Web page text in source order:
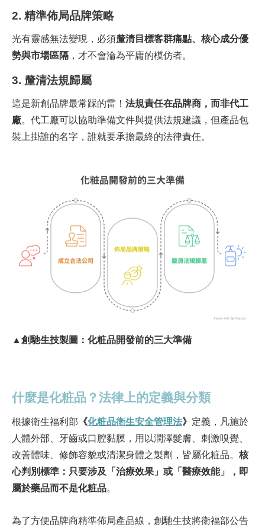
2. 精準佈局品牌策略
光有靈感無法變現，必須釐清目標客群痛點、核心成分優
勢與市場區隔 ，才不會淪為平庸的模仿者。
3. 釐清法規歸屬
這是新創品牌最常踩的雷！ 法規責任在品牌商，而非代工
廠。代工廠可以協助準備文件與提供法規建議，但產品包
裝上掛誰的名字，誰就要承擔最終的法律責任。
▲創馳生技製圖：化粧品開發前的三大準備
什麼是化粧品？法律上的定義與分類
根據衛生福利部 《化粧品衛生安全管理法》 定義 ，凡施於
人體外部、牙齒或口腔黏膜，用以潤澤髮膚、刺激嗅覺、
改善體味、修飾容貌或清潔身體之製劑，皆屬化粧品。 核
心判別標準：只要涉及「治療效果」或「醫療效能」，即
屬於藥品而不是化粧品。
為了方便品牌商精準佈局產品線，創馳生技將衛福部公告